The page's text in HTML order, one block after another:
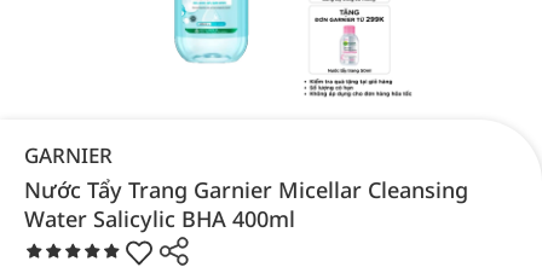
GARNIER
Nước Tẩy Trang Garnier Micellar Cleansing
Water Salicylic BHA 400ml